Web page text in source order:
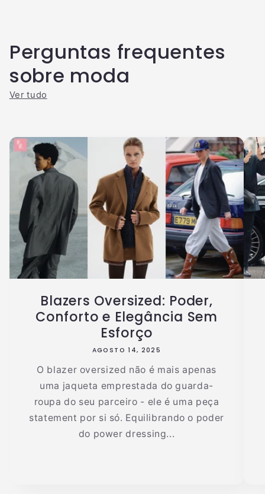
Perguntas frequentes
sobre moda
Ver tudo
Blazers Oversized: Poder,
Conforto e Elegância Sem
Esforço
AGOSTO 14, 2025
O blazer oversized não é mais apenas
uma jaqueta emprestada do guarda-
roupa do seu parceiro - ele é uma peça
statement por si só. Equilibrando o poder
do power dressing...